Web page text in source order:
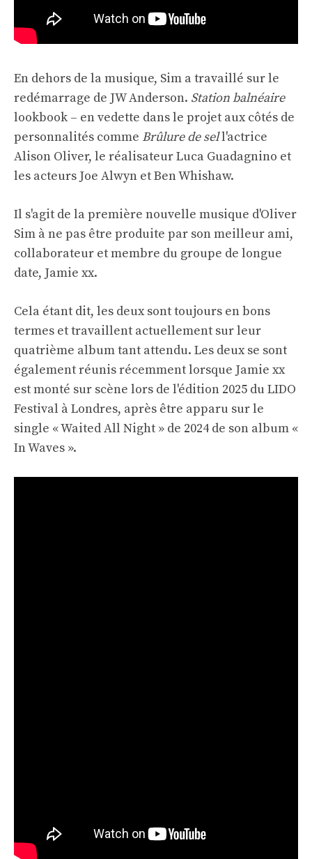
En dehors de la musique, Sim a travaillé sur le
redémarrage de JW Anderson. Station balnéaire
lookbook – en vedette dans le projet aux côtés de
personnalités comme Brûlure de sell'actrice
Alison Oliver, le réalisateur Luca Guadagnino et
les acteurs Joe Alwyn et Ben Whishaw.
Il s'agit de la première nouvelle musique d'Oliver
Sim à ne pas être produite par son meilleur ami,
collaborateur et membre du groupe de longue
date, Jamie xx.
Cela étant dit, les deux sont toujours en bons
termes et travaillent actuellement sur leur
quatrième album tant attendu. Les deux se sont
également réunis récemment lorsque Jamie xx
est monté sur scène lors de l'édition 2025 du LIDO
Festival à Londres, après être apparu sur le
single « Waited All Night » de 2024 de son album «
In Waves ».